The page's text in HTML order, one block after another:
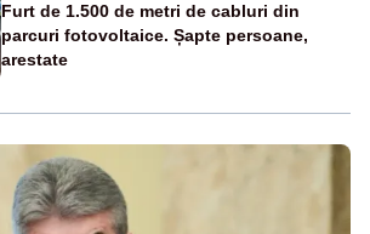
Furt de 1.500 de metri de cabluri din
parcuri fotovoltaice. Șapte persoane,
arestate